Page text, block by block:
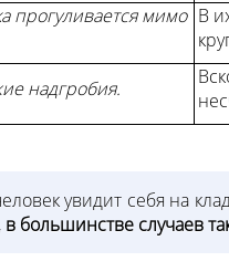
прогуливается мимо В
надгробия.
увидит себя на
в большинстве случаев